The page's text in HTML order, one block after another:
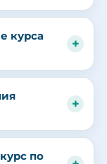
курса
по